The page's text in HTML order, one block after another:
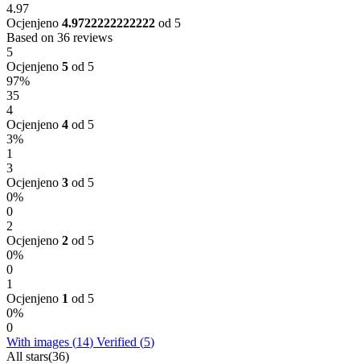
4.97
Ocjenjeno 4.9722222222222 od 5
Based on 36 reviews
5
Ocjenjeno 5 od 5
97%
35
4
Ocjenjeno 4 od 5
3%
1
3
Ocjenjeno 3 od 5
0%
0
2
Ocjenjeno 2 od 5
0%
0
1
Ocjenjeno 1 od 5
0%
0
With images (14) Verified (5)
All stars(36)